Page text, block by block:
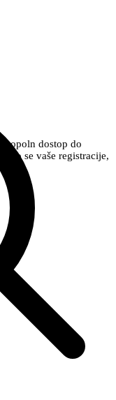
popoln dostop do
se vaše registracije,